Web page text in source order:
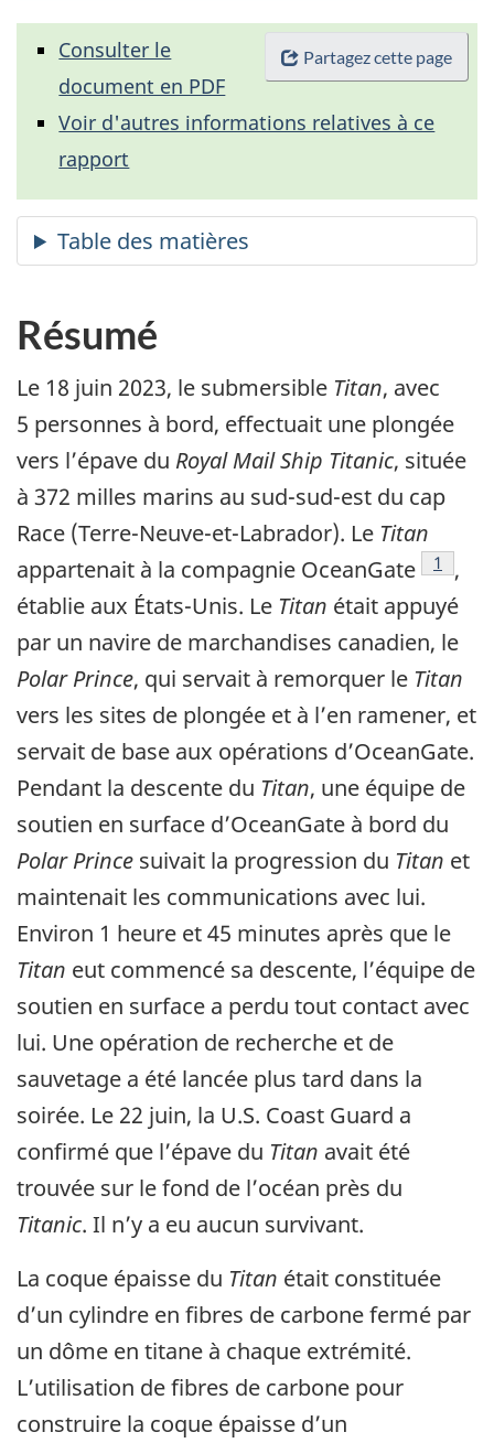
Partagez cette page
Consulter le
document en PDF
Voir d'autres informations relatives à ce
rapport
Résumé
Le 18 juin 2023, le submersible Titan, avec
5 personnes à bord, effectuait une plongée
vers l’épave du Royal Mail Ship Titanic, située
à 372 milles marins au sud-sud-est du cap
Race (Terre-Neuve-et-Labrador). Le Titan
appartenait à la compagnie OceanGate
1
,
établie aux États-Unis. Le Titan était appuyé
par un navire de marchandises canadien, le
Polar Prince, qui servait à remorquer le Titan
vers les sites de plongée et à l’en ramener, et
servait de base aux opérations d’OceanGate.
Pendant la descente du Titan, une équipe de
soutien en surface d’OceanGate à bord du
Polar Prince suivait la progression du Titan et
maintenait les communications avec lui.
Environ 1 heure et 45 minutes après que le
Titan eut commencé sa descente, l’équipe de
soutien en surface a perdu tout contact avec
lui. Une opération de recherche et de
sauvetage a été lancée plus tard dans la
soirée. Le 22 juin, la U.S. Coast Guard a
confirmé que l’épave du Titan avait été
trouvée sur le fond de l’océan près du
Titanic. Il n’y a eu aucun survivant.
La coque épaisse du Titan était constituée
d’un cylindre en fibres de carbone fermé par
un dôme en titane à chaque extrémité.
L’utilisation de fibres de carbone pour
construire la coque épaisse d’un